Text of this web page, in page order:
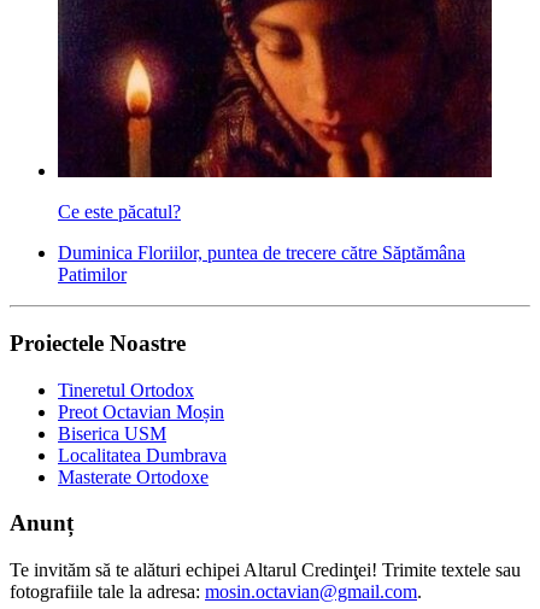
Ce este păcatul?
Duminica Floriilor, puntea de trecere către Săptămâna
Patimilor
Proiectele Noastre
Tineretul Ortodox
Preot Octavian Moșin
Biserica USM
Localitatea Dumbrava
Masterate Ortodoxe
Anunț
Te invităm să te alături echipei Altarul Credinţei! Trimite textele sau
fotografiile tale la adresa: mosin.octavian@gmail.com.